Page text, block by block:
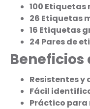
100 Etiquetas
26 Etiquetas
16 Etiquetas
24 Pares de
Resistentes y
Fácil
Práctico para